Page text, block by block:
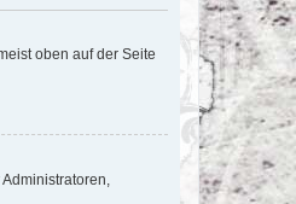
oben auf der Seite